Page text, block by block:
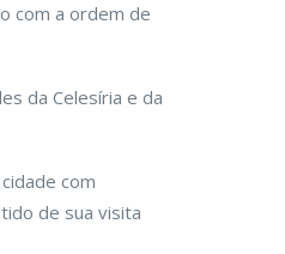
com a ordem de
da Celesíria e da
com
de sua visita